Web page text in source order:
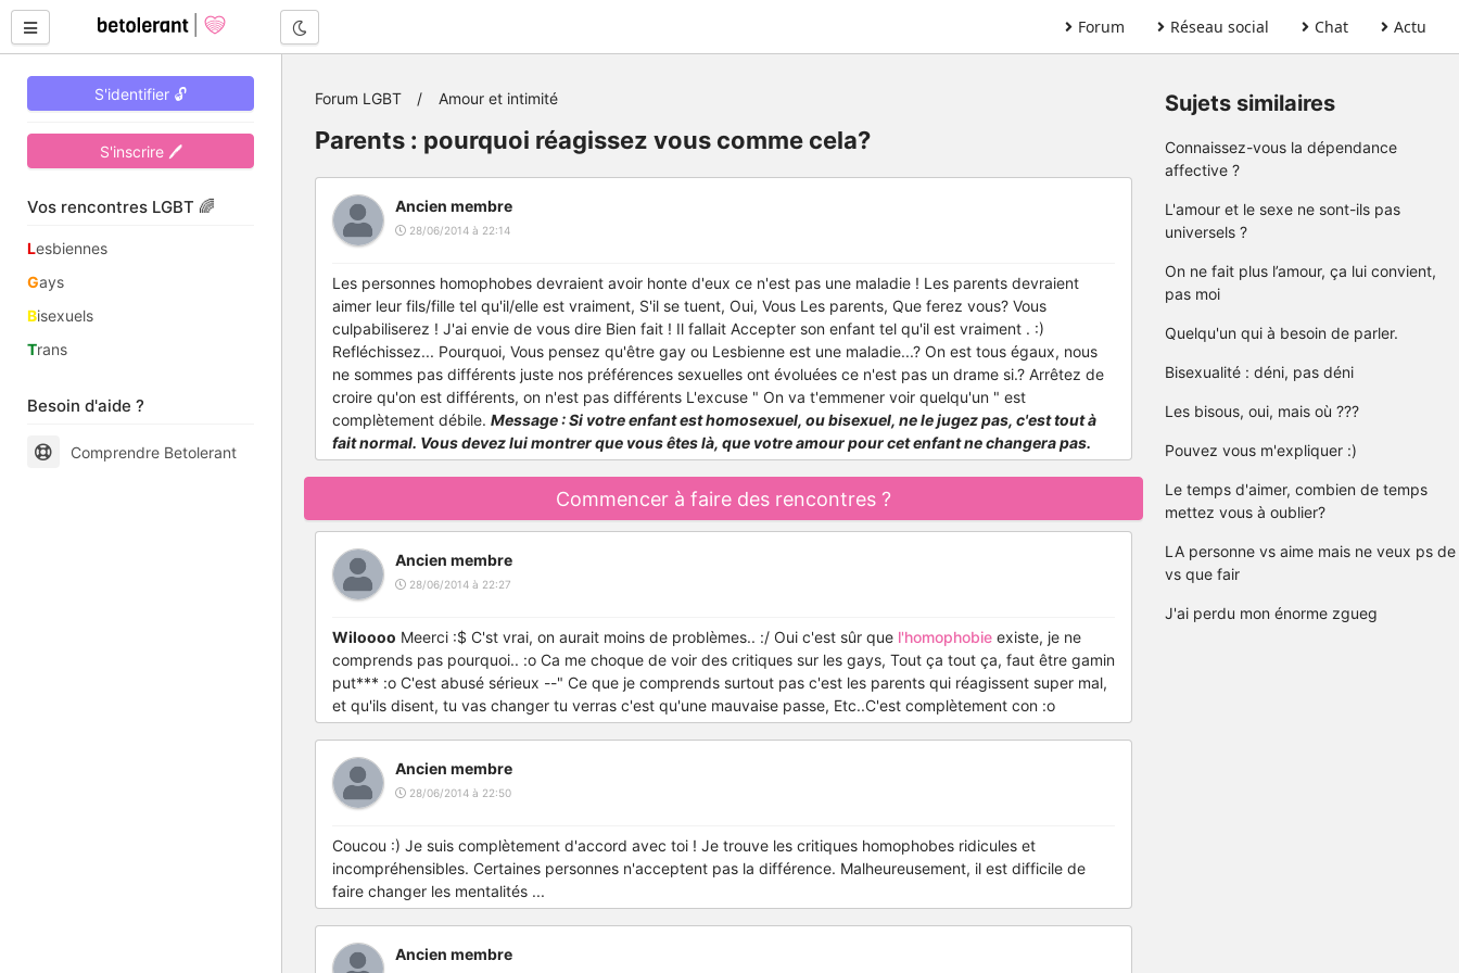
Forum Réseau social Chat Actu
S'identifier 🔓
S'inscrire 🖊
Vos rencontres LGBT 🌈
Lesbiennes
Gays
Bisexuels
Trans
Besoin d'aide ?
Comprendre Betolerant
Forum LGBT Amour et intimité
Parents : pourquoi réagissez vous comme cela?
Ancien membre
28/06/2014 à 22:14
Les personnes homophobes devraient avoir honte d'eux ce n'est pas une maladie ! Les parents devraient
aimer leur fils/fille tel qu'il/elle est vraiment, S'il se tuent, Oui, Vous Les parents, Que ferez vous? Vous
culpabiliserez ! J'ai envie de vous dire Bien fait ! Il fallait Accepter son enfant tel qu'il est vraiment . :)
Refléchissez... Pourquoi, Vous pensez qu'être gay ou Lesbienne est une maladie...? On est tous égaux, nous
ne sommes pas différents juste nos préférences sexuelles ont évoluées ce n'est pas un drame si.? Arrêtez de
croire qu'on est différents, on n'est pas différents L'excuse " On va t'emmener voir quelqu'un " est
complètement débile. Message : Si votre enfant est homosexuel, ou bisexuel, ne le jugez pas, c'est tout à
fait normal. Vous devez lui montrer que vous êtes là, que votre amour pour cet enfant ne changera pas.
Commencer à faire des rencontres ?
Ancien membre
28/06/2014 à 22:27
Wiloooo Meerci :$ C'st vrai, on aurait moins de problèmes.. :/ Oui c'est sûr que l'homophobie existe, je ne
comprends pas pourquoi.. :o Ca me choque de voir des critiques sur les gays, Tout ça tout ça, faut être gamin
put*** :o C'est abusé sérieux --" Ce que je comprends surtout pas c'est les parents qui réagissent super mal,
et qu'ils disent, tu vas changer tu verras c'est qu'une mauvaise passe, Etc..C'est complètement con :o
Ancien membre
28/06/2014 à 22:50
Coucou :) Je suis complètement d'accord avec toi ! Je trouve les critiques homophobes ridicules et
incompréhensibles. Certaines personnes n'acceptent pas la différence. Malheureusement, il est difficile de
faire changer les mentalités ...
Ancien membre
Sujets similaires
Connaissez-vous la dépendance
affective ?
L'amour et le sexe ne sont-ils pas
universels ?
On ne fait plus l’amour, ça lui convient,
pas moi
Quelqu'un qui à besoin de parler.
Bisexualité : déni, pas déni
Les bisous, oui, mais où ???
Pouvez vous m'expliquer :)
Le temps d'aimer, combien de temps
mettez vous à oublier?
LA personne vs aime mais ne veux ps de
vs que fair
J'ai perdu mon énorme zgueg